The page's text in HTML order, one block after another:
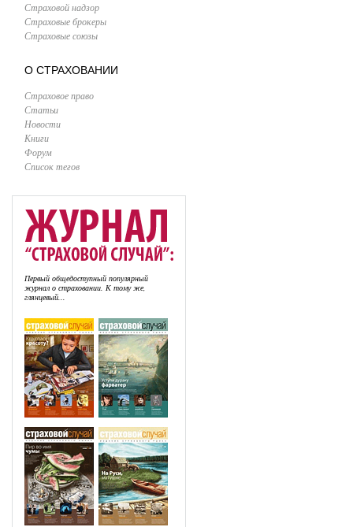
Страховой надзор
Страховые брокеры
Страховые союзы
О СТРАХОВАНИИ
Страховое право
Статьи
Новости
Книги
Форум
Список тегов
Первый общедоступный популярный
журнал о страховании. К тому же,
глянцевый...